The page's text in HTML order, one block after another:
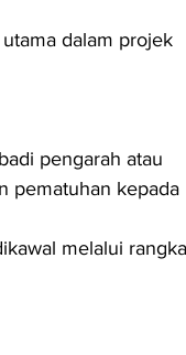
dalam projek
pengarah atau
pematuhan kepada
melalui